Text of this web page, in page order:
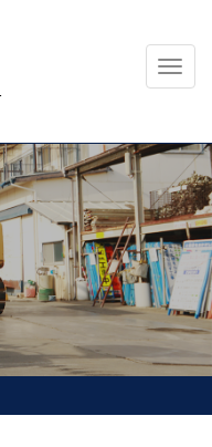
ナ
ビ
ー
シ
ョ
ン
の
切
替